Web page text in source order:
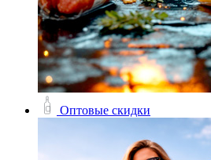
Оптовые скидки